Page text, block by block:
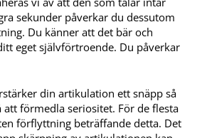
sekunder påverkar du dessutom
Du känner att det bär och
eget självförtroende. Du påverkar
din artikulation ett snäpp så
att förmedla seriositet. För de flesta
förflyttning beträffande detta. Det